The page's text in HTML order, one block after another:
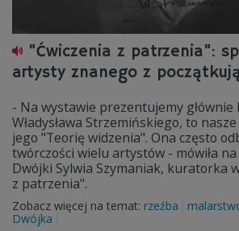
"Ćwiczenia z patrzenia":
artysty znanego z
- Na wystawie prezentujemy głównie
Władysława Strzemińskiego, to
jego "Teorię widzenia". Ona często
twórczości wielu artystów - mówiła
Dwójki Sylwia Szymaniak, kuratorka
z patrzenia".
Zobacz więcej na temat: rzeźba
Dwójka